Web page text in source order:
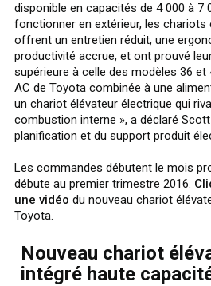
disponible en capacités de 4 000 à 7
fonctionner en extérieur, les chariots
offrent un entretien réduit, une
productivité accrue, et ont prouvé
supérieure à celle des modèles 36
AC de Toyota combinée à une
un chariot élévateur électrique qui
combustion interne », a déclaré
planification et du support produit
Les commandes débutent le mois
débute au premier trimestre 2016.
une vidéo du nouveau chariot
Toyota.
Nouveau chariot
intégré haute